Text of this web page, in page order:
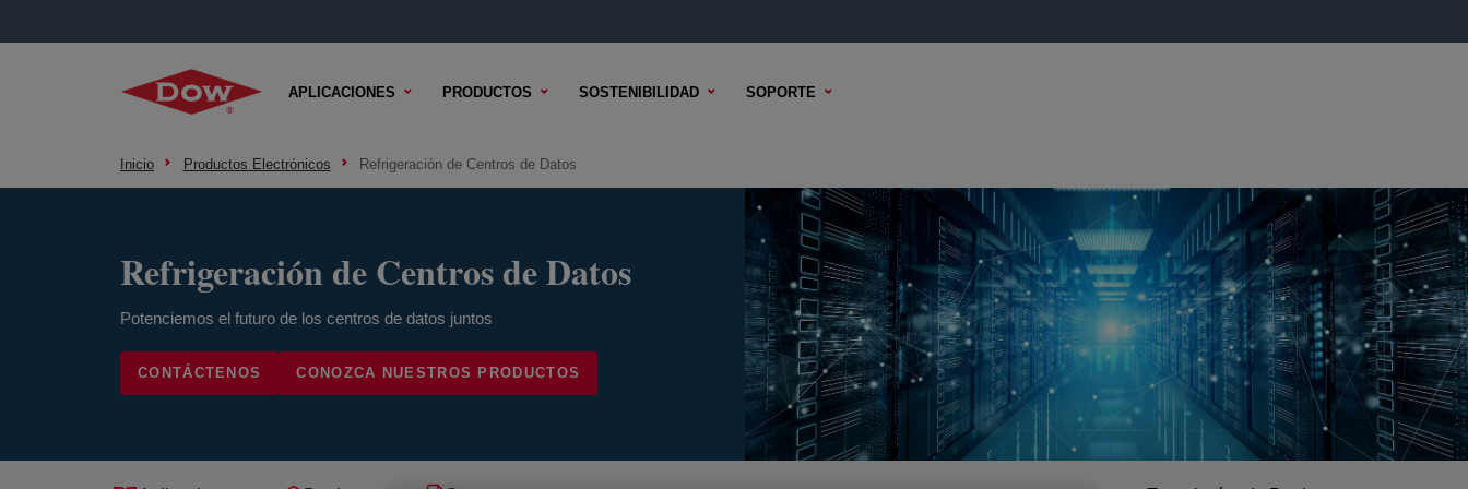
APLICACIONES PRODUCTOS SOSTENIBILIDAD SOPORTE
Inicio Productos Electrónicos Refrigeración de Centros de Datos
Refrigeración de Centros de Datos
Potenciemos el futuro de los centros de datos juntos
CONTÁCTENOS CONOZCA NUESTROS PRODUCTOS